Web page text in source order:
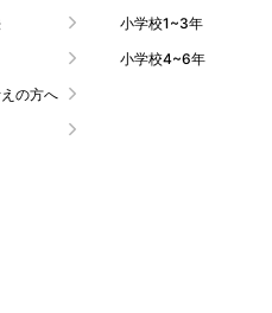
の方へ
小学校1~3年
小学校4~6年